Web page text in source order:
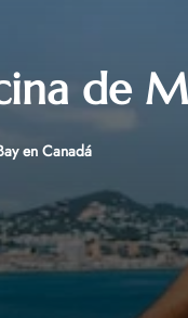
de
en Canadá